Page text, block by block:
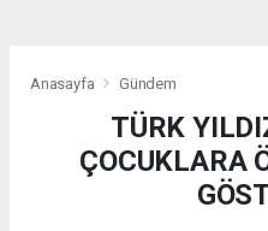
Anasayfa Gündem
TÜRK
ÇOCUKLARA